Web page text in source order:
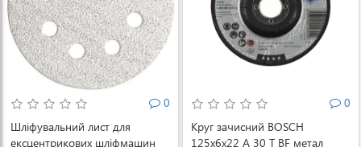
0
Шліфувальний лист для
ексцентрикових шліфмашин
0
Круг зачисний BOSCH
125x6x22 A 30 T BF метал